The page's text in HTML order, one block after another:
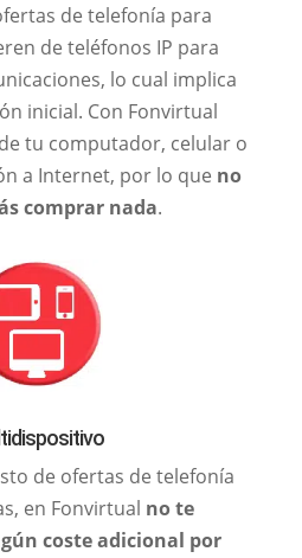
de telefonía para
de teléfonos IP para
lo cual implica
inicial. Con Fonvirtual
tu computador, celular o
a Internet, por lo que no
comprar nada.
de ofertas de telefonía
en Fonvirtual no te
coste adicional por